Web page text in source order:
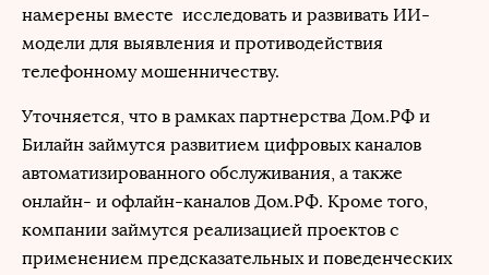
намерены вместе исследовать и развивать ИИ-
модели для выявления и противодействия
телефонному мошенничеству.
Уточняется, что в рамках партнерства Дом.РФ и
Билайн займутся развитием цифровых каналов
автоматизированного обслуживания, а также
онлайн- и офлайн-каналов Дом.РФ. Кроме того,
компании займутся реализацией проектов с
применением предсказательных и поведенческих